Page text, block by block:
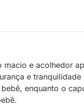
e acolhedor
e
enquanto o